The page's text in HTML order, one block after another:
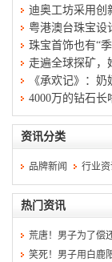
迪奥工坊采用创
粤港澳台珠宝设
珠宝首饰也有“
走遍全球探矿，
《承欢记》：
4000万的钻石长
资讯分类
品牌新闻 行业
热门资讯
荒唐！男子为了偿
笑死！男子用白鹿